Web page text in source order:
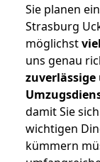
Sie planen
Strasburg
möglichst
uns genau
zuverlässige
damit Sie
wichtigen
kümmern